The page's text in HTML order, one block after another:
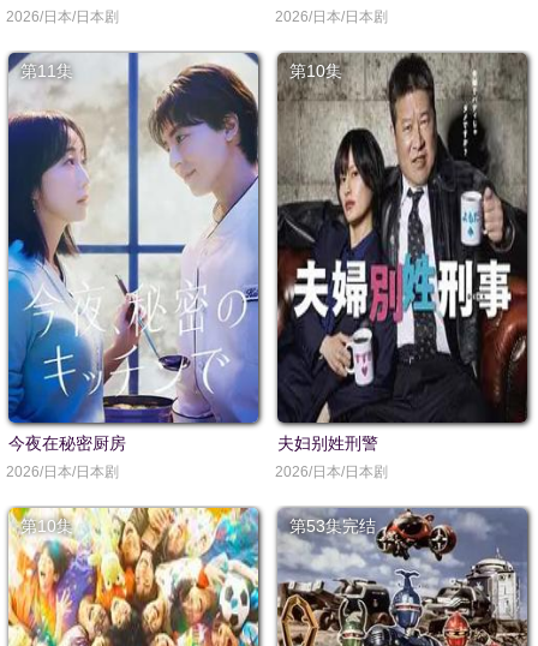
2026/日本/日本剧 2026/日本/日本剧
第11集
今夜在秘密厨房
2026/日本/日本剧
第10集
夫妇别姓刑警
2026/日本/日本剧
第10集 第53集完结